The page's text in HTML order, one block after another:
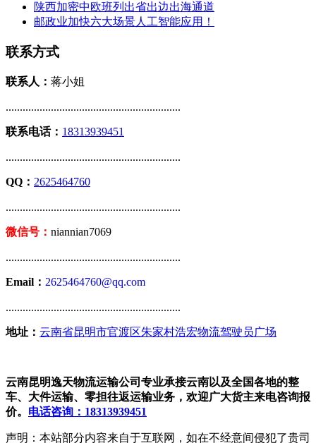
陕西加密中欧班列出省出边出海通道
邮政业加快六大场景人工智能应用！
联系方式
联系人： 蒋小姐
..............................................................
联系电话： 18313939451
..............................................................
QQ： 2625464760
..............................................................
微信号： niannian7069
..............................................................
Email： 2625464760@qq.com
..............................................................
地址： 云南省昆明市官渡区朱家村浩宏物流驾驶员广场
云南昆明逸天物流运输公司专业承接云南以及全国各地的整
车、大件运输、零担往返运输业务，欢迎广大货主来电咨询报
价。 电话咨询：18313939451
声明：本站部分内容来自于互联网，如在不经意间侵犯了贵司